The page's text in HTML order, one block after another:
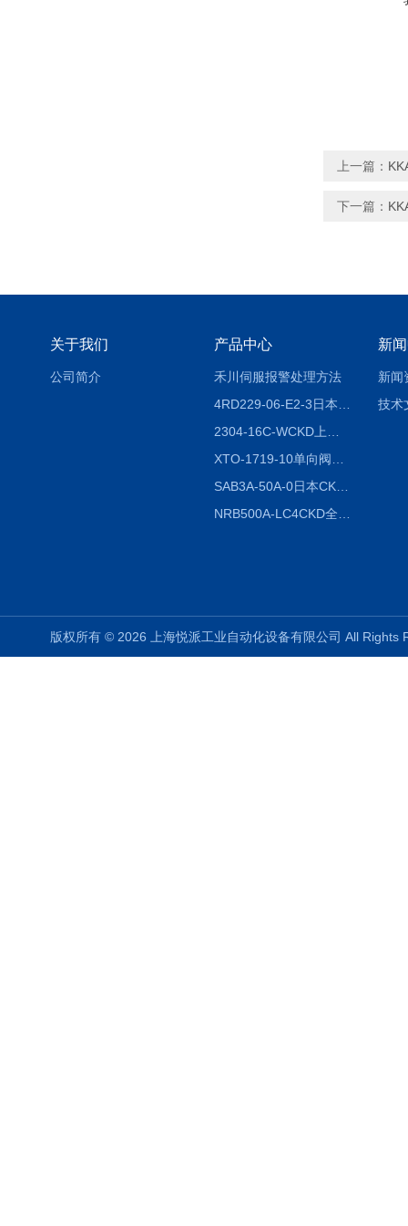
上一篇：
下一篇：
关于我们
公司简介
产品中心
禾川伺服报警处理方法
SAB3A-50A-0日本CKD全国授权代理
新
新闻
技术
版权所有 © 2026 上海悦派工业自动化设备有限公司 All